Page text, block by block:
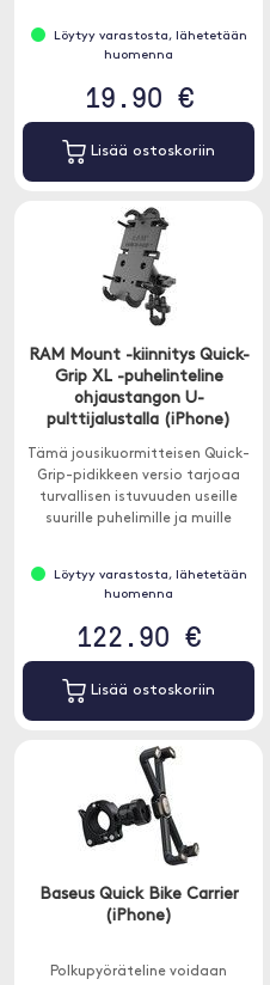
Löytyy varastosta, lähetetään
huomenna
19.90 €
Lisää ostoskoriin
RAM Mount -kiinnitys Quick-
Grip XL -puhelinteline
ohjaustangon U-
pulttijalustalla (iPhone)
Tämä jousikuormitteisen Quick-
Grip-pidikkeen versio tarjoaa
turvallisen istuvuuden useille
suurille puhelimille ja muille
Löytyy varastosta, lähetetään
huomenna
122.90 €
Lisää ostoskoriin
Baseus Quick Bike Carrier
(iPhone)
Polkupyöräteline voidaan